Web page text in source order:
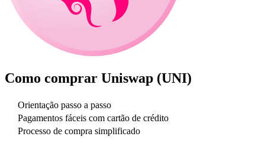
Como comprar Uniswap (UNI)
Orientação passo a passo
Pagamentos fáceis com cartão de crédito
Processo de compra simplificado